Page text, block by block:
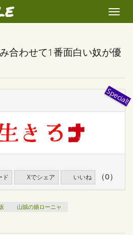
Toggle
合わせて1番面白い奴が優
ド Xでシェア いいね （0）
山賊の娘ローニャ